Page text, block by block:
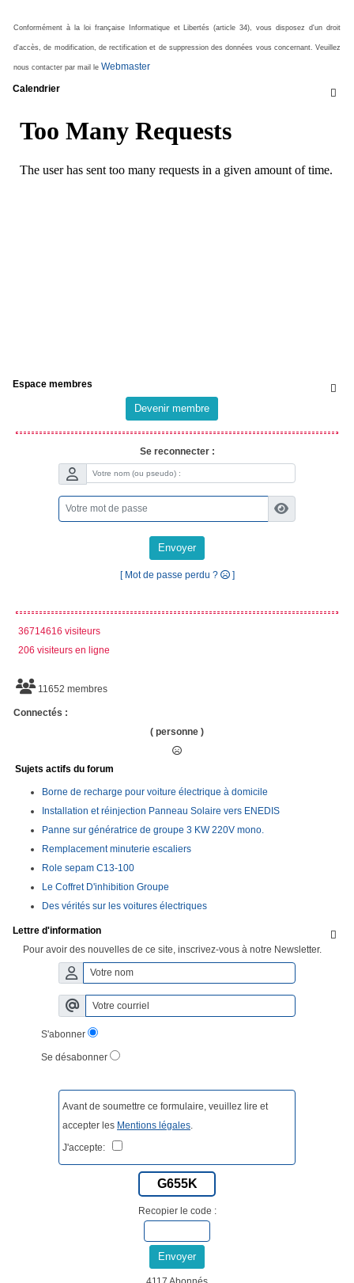
Conformément à la loi française Informatique et Libertés (article 34), vous disposez d'un droit
d'accès, de modification, de rectification et de suppression des données vous concernant. Veuillez
nous contacter par mail le Webmaster

Calendrier

Espace membres
Devenir membre
Se reconnecter :
Envoyer
[ Mot de passe perdu ? ]
36714616 visiteurs
206 visiteurs en ligne
11652 membres
Connectés :
( personne )
Sujets actifs du forum
Borne de recharge pour voiture électrique à domicile
Installation et réinjection Panneau Solaire vers ENEDIS
Panne sur génératrice de groupe 3 KW 220V mono.
Remplacement minuterie escaliers
Role sepam C13-100
Le Coffret D'inhibition Groupe
Des vérités sur les voitures électriques

Lettre d'information
Pour avoir des nouvelles de ce site, inscrivez-vous à notre Newsletter.
S'abonner
Se désabonner
Avant de soumettre ce formulaire, veuillez lire et
accepter les Mentions légales
J'accepte:
G655K
Recopier le code :
Envoyer